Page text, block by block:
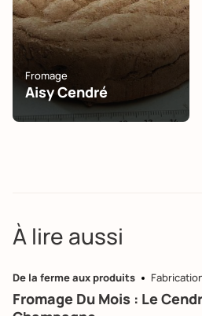
Fromage
Aisy Cendré
À lire aussi
De la ferme aux produits
Fromage Du Mois : Le